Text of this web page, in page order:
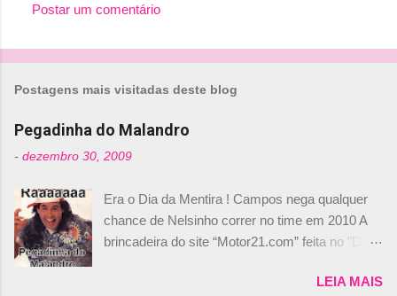
o
n
t
r
i
o
Postar um comentário
Postagens mais visitadas deste blog
Pegadinha do Malandro
- dezembro 30, 2009
Era o Dia da Mentira ! Campos nega qualquer
chance de Nelsinho correr no time em 2010 A
brincadeira do site “Motor21.com” feita no "Día
de abril –, afirmando que Nelson Piquet havia
LEIA MAIS